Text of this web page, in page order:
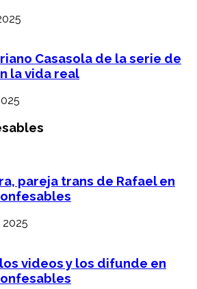
Casasola de la serie de
la vida real
pareja trans de Rafael en
videos y los difunde en